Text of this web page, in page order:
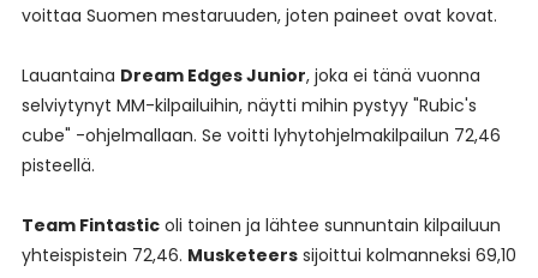
voittaa Suomen mestaruuden, joten paineet ovat kovat.
Lauantaina Dream Edges Junior, joka ei tänä vuonna
selviytynyt MM-kilpailuihin, näytti mihin pystyy "Rubic's
cube" -ohjelmallaan. Se voitti lyhytohjelmakilpailun 72,46
pisteellä.
Team Fintasticoli toinen ja lähtee sunnuntain kilpailuun
yhteispistein 72,46. Musketeerssijoittui kolmanneksi 69,10